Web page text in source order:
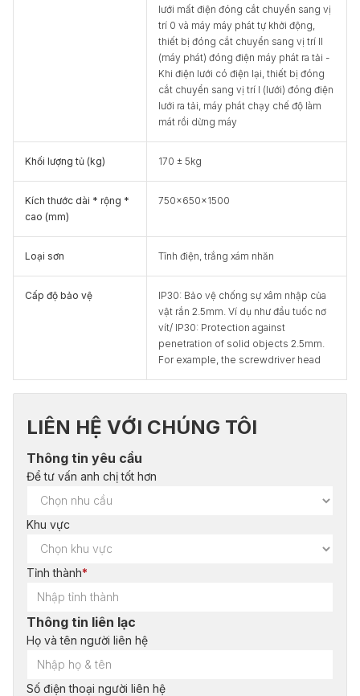
lưới mất điện đóng cắt chuyển sang vị
trí 0 và máy máy phát tự khởi động,
thiết bị đóng cắt chuyển sang vị trí II
(máy phát) đóng điện máy phát ra tải -
Khi điện lưới có điện lại, thiết bị đóng
cắt chuyển sang vị trí I (lưới) đóng điện
lưới ra tải, máy phát chạy chế độ làm
mát rồi dừng máy
Khối lượng tủ (kg) 170 ± 5kg
Kích thước dài * rộng *
cao (mm)
750x650x1500
Loại sơn Tĩnh điện, trắng xám nhăn
Cấp độ bảo vệ
IP30: Bảo vệ chống sự xâm nhập của
vật rắn 2.5mm. Ví dụ như đầu tuốc nơ
vít/ IP30: Protection against
penetration of solid objects 2.5mm.
For example, the screwdriver head
LIÊN HỆ VỚI CHÚNG TÔI
Thông tin yêu cầu
Để tư vấn anh chị tốt hơn
Khu vực
Tỉnh thành*
Thông tin liên lạc
Họ và tên người liên hệ
Số điện thoại người liên hệ